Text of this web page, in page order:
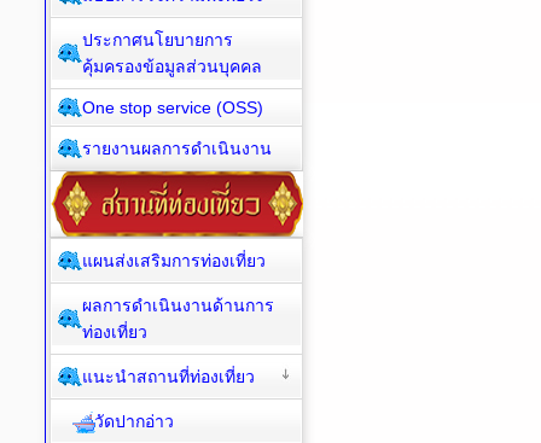
ประกาศนโยบายการ
คุ้มครองข้อมูลส่วนบุคคล
One stop service (OSS)
รายงานผลการดำเนินงาน
แผนส่งเสริมการท่องเที่ยว
ผลการดำเนินงานด้านการ
ท่องเที่ยว
แนะนำสถานที่ท่องเที่ยว
วัดปากอ่าว